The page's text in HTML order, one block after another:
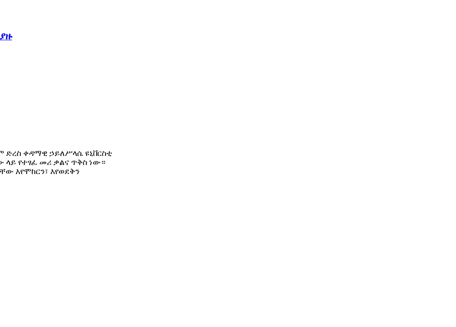
ድረስ ቀዳማዊ ኃይለሥላሴ ዩኒቨርስቲ
ላይ የተፃፈ መሪ ቃልና ጥቅስ ነው።
እየሞከርን፣ እየወደቅን